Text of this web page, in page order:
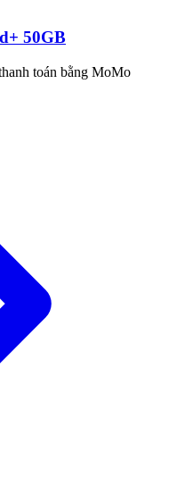
50GB
toán bằng MoMo